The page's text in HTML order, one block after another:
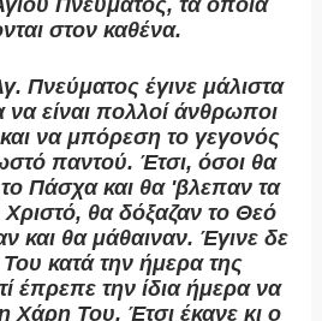
Πνεύματος, τα όποια
στον καθένα.
Πνεύματος έγινε μάλιστα
να είναι πολλοί άνθρωποι
να μπόρεση το γεγονός
παντού. Έτσι, όσοι θα
Πάσχα και θα 'βλεπαν τα
Χριστό, θα δόξαζαν το Θεό
και θα μάθαιναν. Έγινε δε
κατά την ήμερα της
έπρεπε την ίδια ήμερα να
Χάρη Του. Έτσι έκανε κι ο